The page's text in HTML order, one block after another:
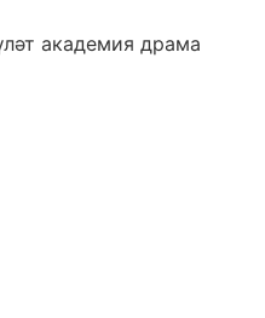
академия драма